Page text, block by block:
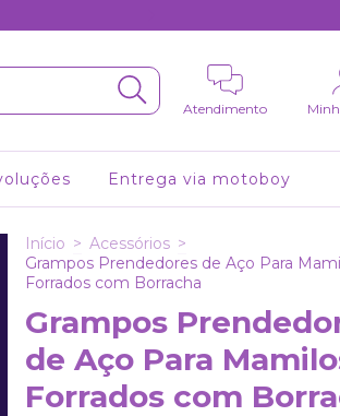
Atendimento
Entrega via motoboy
Início > Acessórios >
Grampos Prendedores de Aço Para
Forrados com Borracha
Grampos
de Aço Para
Forrados com